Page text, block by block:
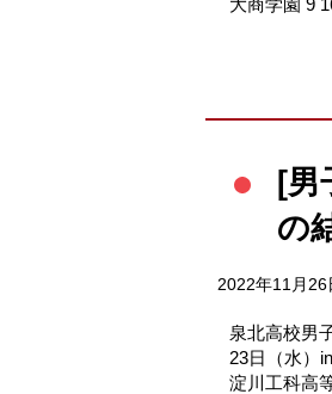
[男
の
2022年11月26
泉北高校男
23日（水
淀川工科